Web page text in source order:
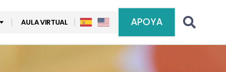
AULA VIRTUAL APOYA